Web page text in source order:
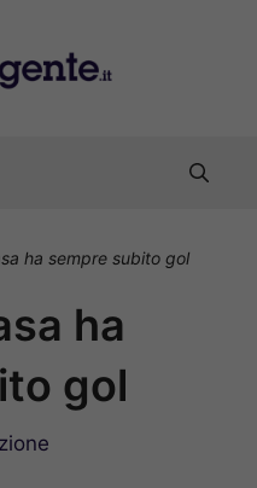
ha sempre subito gol
ha
gol